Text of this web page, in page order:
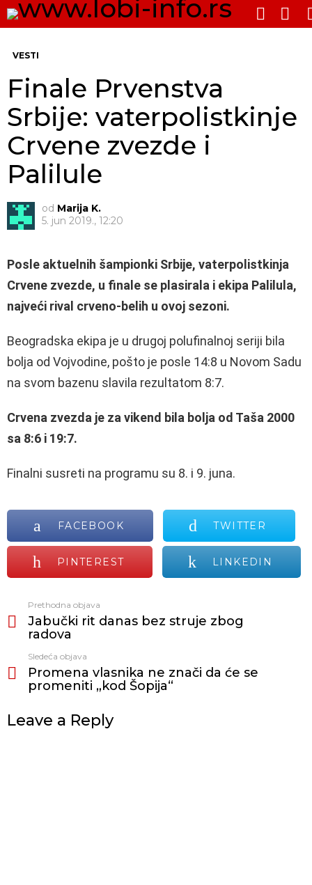
SWITCH
SKIN
VESTI
Finale Prvenstva
Srbije: vaterpolistkinje
Crvene zvezde i
Palilule
od Marija K.
5. jun 2019., 12:20
Posle aktuelnih šampionki Srbije, vaterpolistkinja
Crvene zvezde, u finale se plasirala i ekipa Palilula,
najveći rival crveno-belih u ovoj sezoni.
Beogradska ekipa je u drugoj polufinalnoj seriji bila
bolja od Vojvodine, pošto je posle 14:8 u Novom Sadu
na svom bazenu slavila rezultatom 8:7.
Crvena zvezda je za vikend bila bolja od Taša 2000
sa 8:6 i 19:7.
Finalni susreti na programu su 8. i 9. juna.
FACEBOOK TWITTER
PINTEREST LINKEDIN
još
Prethodna objava
Jabučki rit danas bez struje zbog
radova
Sledeća objava
Promena vlasnika ne znači da će se
promeniti „kod Šopija“
Leave a Reply